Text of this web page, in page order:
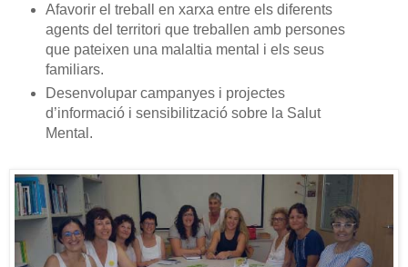
Afavorir el treball en xarxa entre els diferents
agents del territori que treballen amb persones
que pateixen una malaltia mental i els seus
familiars.
Desenvolupar campanyes i projectes
d’informació i sensibilització sobre la Salut
Mental.